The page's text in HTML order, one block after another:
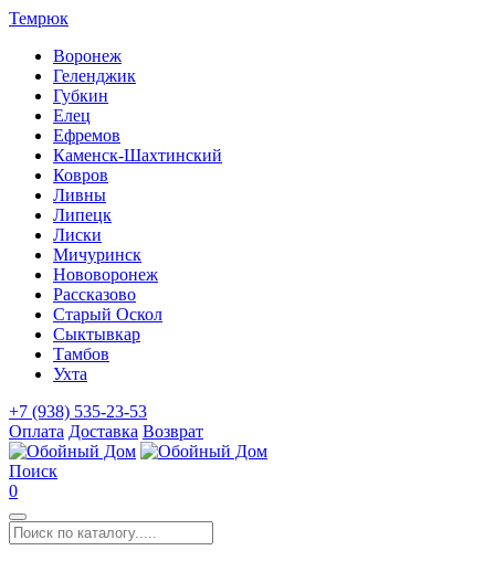
Темрюк
Воронеж
Геленджик
Губкин
Елец
Ефремов
Каменск-Шахтинский
Ковров
Ливны
Липецк
Лиски
Мичуринск
Нововоронеж
Рассказово
Старый Оскол
Сыктывкар
Тамбов
Ухта
+7 (938) 535-23-53
Оплата Доставка Возврат
Поиск
0